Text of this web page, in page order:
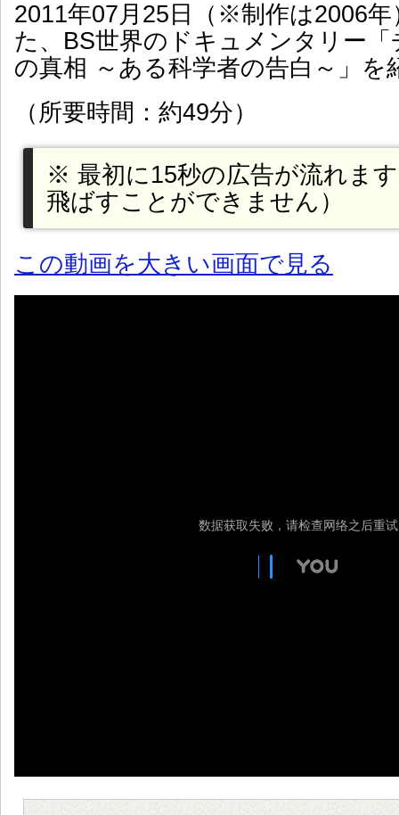
2011年07月25日（※制作は2006年
た、BS世界のドキュメンタリー
の真相 ～ある科学者の告白～」を
（所要時間：約49分）
※ 最初に15秒の広告が流れま
飛ばすことができません）
この動画を大きい画面で見る